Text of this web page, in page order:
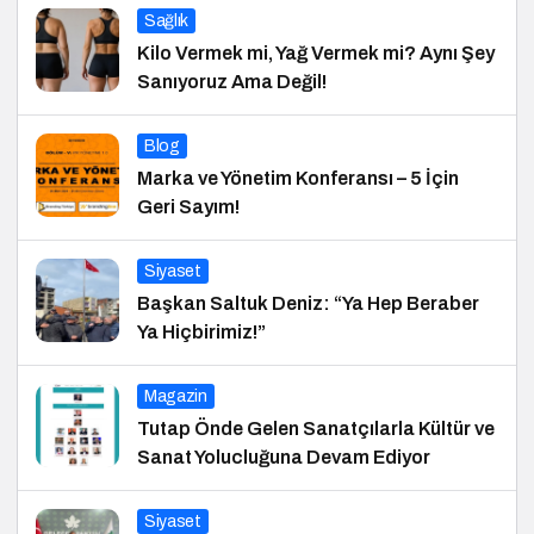
Sağlık
Kilo Vermek mi, Yağ Vermek mi? Aynı Şey
Sanıyoruz Ama Değil!
Blog
Marka ve Yönetim Konferansı – 5 İçin
Geri Sayım!
Siyaset
Başkan Saltuk Deniz: “Ya Hep Beraber
Ya Hiçbirimiz!”
Magazin
Tutap Önde Gelen Sanatçılarla Kültür ve
Sanat Yolucluğuna Devam Ediyor
Siyaset